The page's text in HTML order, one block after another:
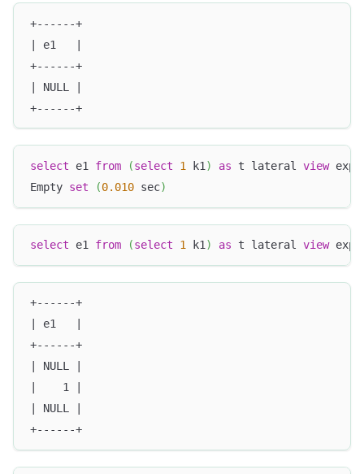
+------+
| e1   |
+------+
| NULL |
+------+
select e1 from (select 1 k1 ) as t lateral view
Empty set (0.010 sec)
select e1 from (select 1 k1) as t lateral view
+------+
| e1   |
+------+
| NULL |
|    1 |
| NULL |
+------+